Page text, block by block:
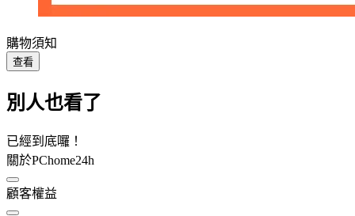
購物須知
查看
別人也看了
已經到底囉！
關於PChome24h
顧客權益